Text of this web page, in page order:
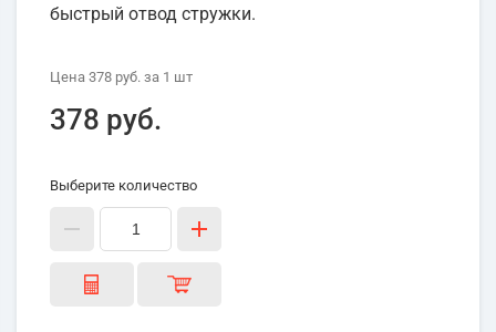
быстрый отвод стружки.
Цена 378 руб. за 1 шт
378 руб.
Выберите количество